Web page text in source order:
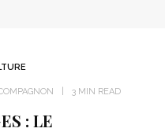
3 MIN READ
: LE